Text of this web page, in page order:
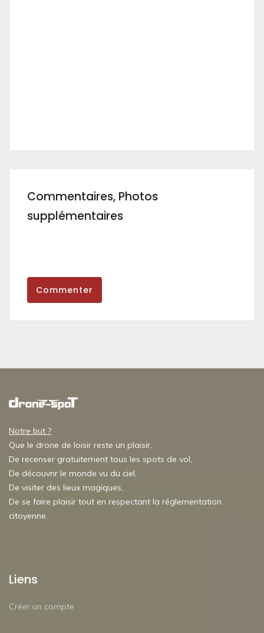
Commentaires, Photos
supplémentaires
Commenter
Notre but ?
Que le drone de loisir reste un plaisir,
De recenser gratuitement tous les spots de vol,
De découvrir le monde vu du ciel,
De visiter des lieux magiques,
De se faire plaisir tout en respectant la réglementation
citoyenne.
Liens
Créer un compte